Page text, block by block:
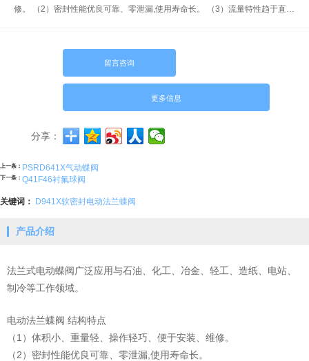
修。 （2）密封性能优良可靠、零泄漏,使用寿命长。 （3）流量特性趋于直
留言咨询
更多信息
分享：
上一条： PSRD641X气动蝶阀
下一条： Q41F46衬氟球阀
关键词： D941X软密封电动法兰蝶阀
产品介绍
法兰式电动蝶阀广泛应用与石油、化工、冶金、轻工、造纸、电站、
制冷等工作领域。
电动法兰蝶阀 结构特点
（1）体积小、重量轻、操作轻巧、便于安装、维修。
（2）密封性能优良可靠、零泄漏,使用寿命长。